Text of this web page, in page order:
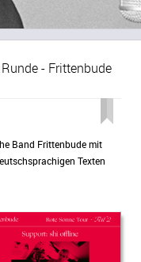
- Frittenbude
Band Frittenbude mit
Texten